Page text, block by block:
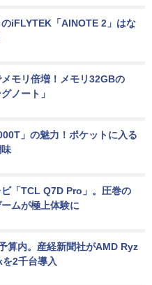
iFLYTEK「AINOTE 2」はな
モリ倍増！メモリ32GBの
ノート」
」の魅力！ポケットに入る
「TCL Q7D Pro」。圧巻の
ムが極上体験に
算内。産経新聞社がAMD Ryz
2千台導入